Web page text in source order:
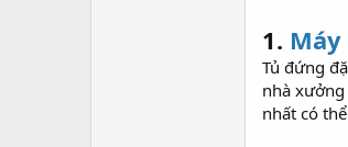
1.
Tủ đứng
nhà
nhất có